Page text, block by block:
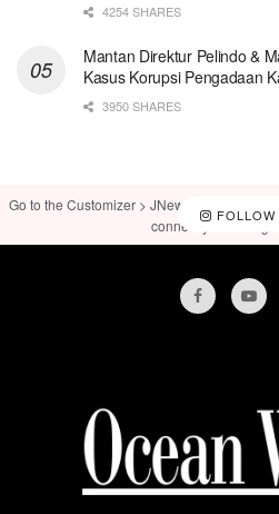
4254 SHARES
Mantan Direktur Pelindo &
Kasus Korupsi Pengadaan
3950 SHARES
FOLLOW
Go to the Customizer > JNews : Social, Like
connect your